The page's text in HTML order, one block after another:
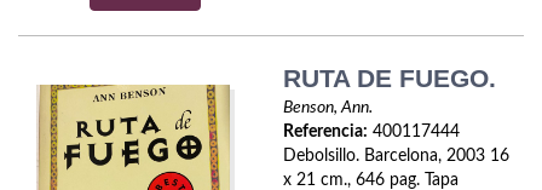
Ensayo
Ensayo literario
RUTA DE FUEGO.
Benson, Ann.
Referencia: 400117444
Debolsillo. Barcelona, 2003 16
x 21 cm., 646 pag. Tapa